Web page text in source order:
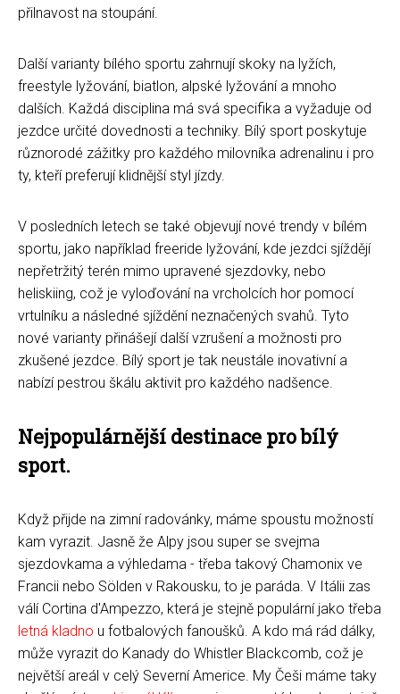
přilnavost na stoupání.
Další varianty bílého sportu zahrnují skoky na lyžích,
freestyle lyžování, biatlon, alpské lyžování a mnoho
dalších. Každá disciplina má svá specifika a vyžaduje od
jezdce určité dovednosti a techniky. Bílý sport poskytuje
různorodé zážitky pro každého milovníka adrenalinu i pro
ty, kteří preferují klidnější styl jízdy.
V posledních letech se také objevují nové trendy v bílém
sportu, jako například freeride lyžování, kde jezdci sjíždějí
nepřetržitý terén mimo upravené sjezdovky, nebo
heliskiing, což je vyloďování na vrcholcích hor pomocí
vrtulníku a následné sjíždění neznačených svahů. Tyto
nové varianty přinášejí další vzrušení a možnosti pro
zkušené jezdce. Bílý sport je tak neustále inovativní a
nabízí pestrou škálu aktivit pro každého nadšence.
Nejpopulárnější destinace pro bílý
sport.
Když přijde na zimní radovánky, máme spoustu možností
kam vyrazit. Jasně že Alpy jsou super se svejma
sjezdovkama a výhledama - třeba takový Chamonix ve
Francii nebo Sölden v Rakousku, to je paráda. V Itálii zas
válí Cortina d'Ampezzo, která je stejně populární jako třeba
letná kladno u fotbalových fanoušků. A kdo má rád dálky,
může vyrazit do Kanady do Whistler Blackcomb, což je
největší areál v celý Severní Americe. My Češi máme taky